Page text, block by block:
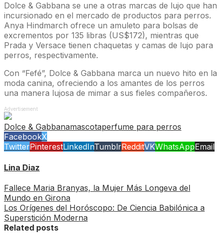
Dolce & Gabbana se une a otras marcas de lujo que han
incursionado en el mercado de productos para perros.
Anya Hindmarch ofrece un amuleto para bolsas de
excrementos por 135 libras (US$172), mientras que
Prada y Versace tienen chaquetas y camas de lujo para
perros, respectivamente.
Con “Fefé”, Dolce & Gabbana marca un nuevo hito en la
moda canina, ofreciendo a los amantes de los perros
una manera lujosa de mimar a sus fieles compañeros.
Advertisement
Dolce & Gabbanamascotaperfume para perros
FacebookX
TwitterPinterestLinkedInTumblrRedditVKWhatsAppEmail
Lina Diaz
Fallece Maria Branyas, la Mujer Más Longeva del
Mundo en Girona
Los Orígenes del Horóscopo: De Ciencia Babilónica a
Superstición Moderna
Related posts